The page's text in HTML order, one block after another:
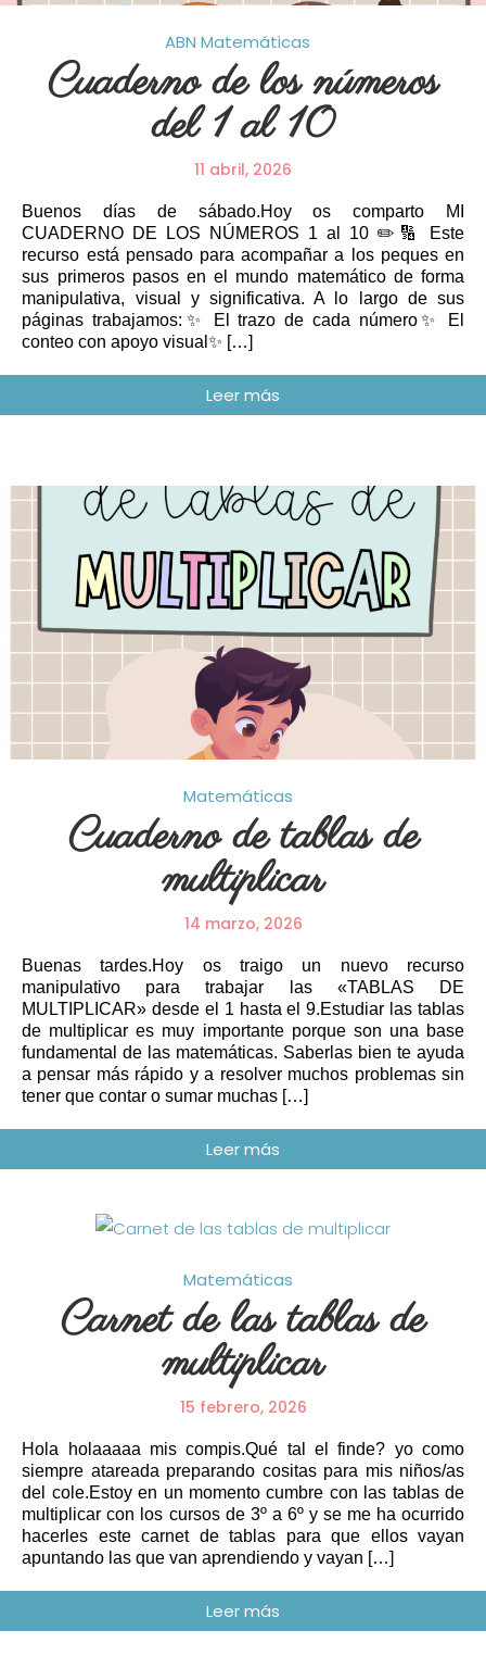
ABN Matemáticas
Cuaderno de los números
del 1 al 10
11 abril, 2026
Buenos días de sábado.Hoy os comparto MI
CUADERNO DE LOS NÚMEROS 1 al 10 ✏️🔢 Este
recurso está pensado para acompañar a los peques en
sus primeros pasos en el mundo matemático de forma
manipulativa, visual y significativa. A lo largo de sus
páginas trabajamos:✨ El trazo de cada número✨ El
conteo con apoyo visual✨ […]
Matemáticas
Cuaderno de tablas de
multiplicar
14 marzo, 2026
Buenas tardes.Hoy os traigo un nuevo recurso
manipulativo para trabajar las «TABLAS DE
MULTIPLICAR» desde el 1 hasta el 9.Estudiar las tablas
de multiplicar es muy importante porque son una base
fundamental de las matemáticas. Saberlas bien te ayuda
a pensar más rápido y a resolver muchos problemas sin
tener que contar o sumar muchas […]
Matemáticas
Carnet de las tablas de
multiplicar
15 febrero, 2026
Hola holaaaaa mis compis.Qué tal el finde? yo como
siempre atareada preparando cositas para mis niños/as
del cole.Estoy en un momento cumbre con las tablas de
multiplicar con los cursos de 3º a 6º y se me ha ocurrido
hacerles este carnet de tablas para que ellos vayan
apuntando las que van aprendiendo y vayan […]